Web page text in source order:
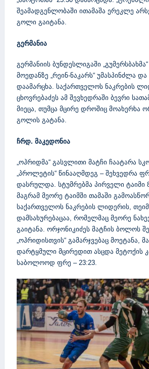
შეამადგენლობაში ითამაშა ერეკლე
გოლი გაიტანა.
გერმანია
გერმანიის ბუნდესლიგაში
მოედანზე „რეინ-ნაკარს“ უმასპინძლა
დაამარცხა. საქართველოს ნაკრების
ცხოვრებაძეს ამ შევხედრაში ბევრი
მიეცა, თუმცა მცირე დროშიც მოახერხა
გოლის გატანა.
ჩრდ. მაკედონია
„ოჰრიდმა“ გასვლითი მატჩი ჩაატარა
„პროლეტის“ წინააღმდეგ – შეხვედრა
დასრულდა. სტუმრებმა პირველი ტაიმი
მაგრამ მეორე ტაიმში თამაში
საქართველოს ნაკრების ლიდერის,
დამსახურებაცაა, რომელმაც მეორე
გაიტანა. ორჯონიკიძეს მატჩის ბოლოს
„ოჰრიდისთვის“ გამარჯვებაც მოეტანა,
დარტყმული მცირედით ასცდა მეტოქის
საბოლოოდ ფრე – 23:23.